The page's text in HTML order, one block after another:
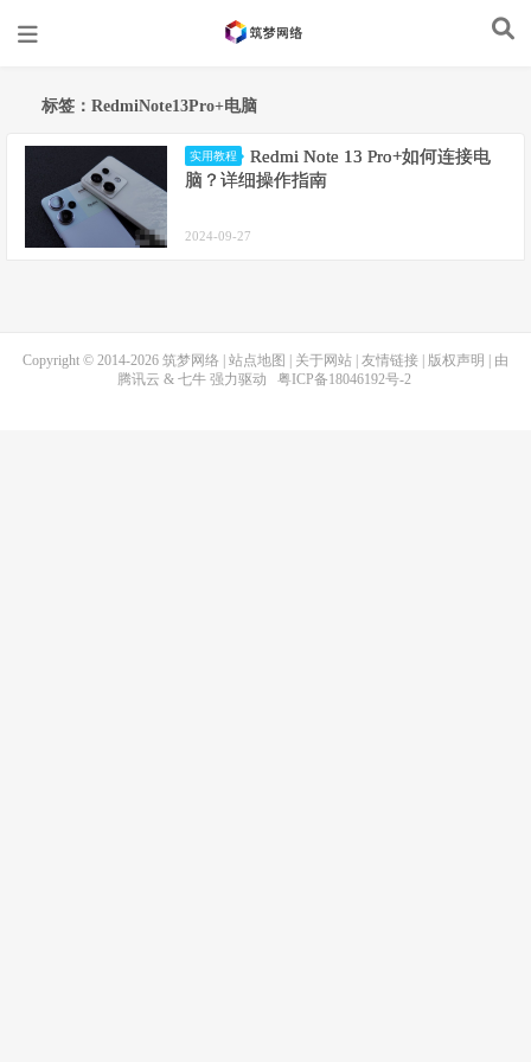
标签：RedmiNote13Pro+电脑
实用教程
Redmi Note 13 Pro+如何连接电
脑？详细操作指南
2024-09-27
Copyright © 2014-2026 筑梦网络 站点地图 关于网站 友情链接 版权声明
| 由
腾讯云 & 七牛强力驱动 粤ICP备18046192号-2